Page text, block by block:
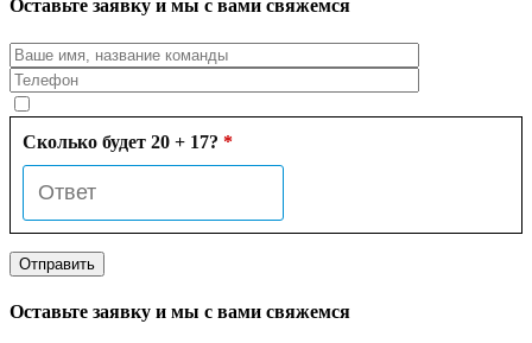
Оставьте заявку и мы с вами свяжемся
Сколько будет 20 + 17? *
Оставьте заявку и мы с вами свяжемся